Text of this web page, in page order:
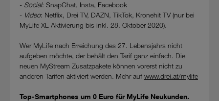
- Social: SnapChat, Insta, Facebook
- Video: Netflix, Drei TV, DAZN, TikTok, Kronehit TV (nur bei
MyLife XL Aktivierung bis inkl. 28. Oktober 2020).
Wer MyLife nach Erreichung des 27. Lebensjahrs nicht
aufgeben möchte, der behält den Tarif ganz einfach. Die
neuen MyStream Zusatzpakete können vorerst nicht zu
anderen Tarifen aktiviert werden. Mehr auf www.drei.at/mylife
Top-Smartphones um 0 Euro für MyLife Neukunden.
Website unerlässlich sind.